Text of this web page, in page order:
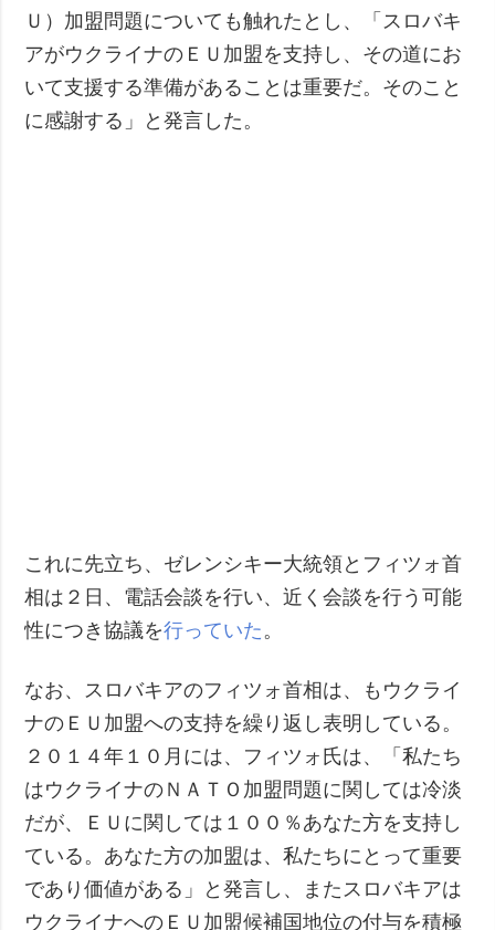
Ｕ）加盟問題についても触れたとし、「スロバキ
アがウクライナのＥＵ加盟を支持し、その道にお
いて支援する準備があることは重要だ。そのこと
に感謝する」と発言した。
これに先立ち、ゼレンシキー大統領とフィツォ首
相は２日、電話会談を行い、近く会談を行う可能
性につき協議を行っていた 。
なお、スロバキアのフィツォ首相は、もウクライ
ナのＥＵ加盟への支持を繰り返し表明している。
２０１４年１０月には、フィツォ氏は、「私たち
はウクライナのＮＡＴＯ加盟問題に関しては冷淡
だが、ＥＵに関しては１００％あなた方を支持し
ている。あなた方の加盟は、私たちにとって重要
であり価値がある」と発言し、またスロバキアは
ウクライナへのＥＵ加盟候補国地位の付与を積極